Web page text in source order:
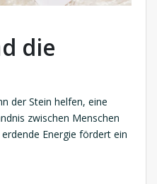
die
der Stein helfen, eine
zwischen Menschen
Energie fördert ein